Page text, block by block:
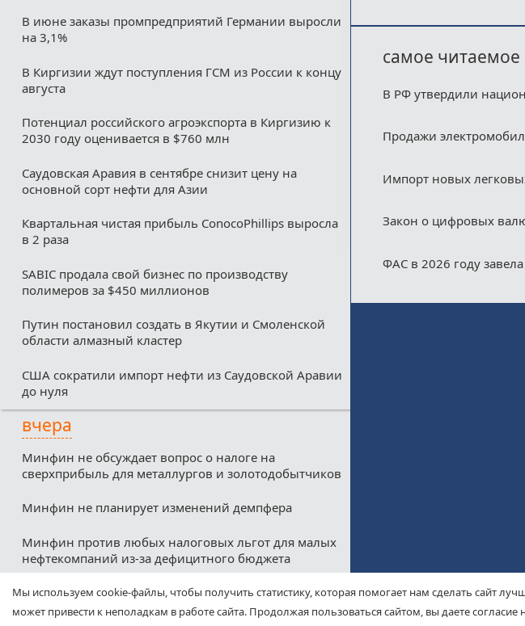
В июне заказы промпредприятий Германии выросли
на 3,1%
В Киргизии ждут поступления ГСМ из России к концу
августа
Потенциал российского агроэкспорта в Киргизию к
2030 году оценивается в $760 млн
Саудовская Аравия в сентябре снизит цену на
основной сорт нефти для Азии
Квартальная чистая прибыль ConocoPhillips выросла
в 2 раза
SABIC продала свой бизнес по производству
полимеров за $450 миллионов
Путин постановил создать в Якутии и Смоленской
области алмазный кластер
США сократили импорт нефти из Саудовской Аравии
до нуля
вчера
Минфин не обсуждает вопрос о налоге на
сверхприбыль для металлургов и золотодобытчиков
Минфин не планирует изменений демпфера
Минфин против любых налоговых льгот для малых
нефтекомпаний из-за дефицитного бюджета
Соглашение о свободной торговле между ЕАЭС и
ОАЭ вступит в силу с 6 октября
самое читаемое
В РФ утвердили
Продажи
Импорт новых
Закон о цифровых
ФАС в 2026 году
Мы используем cookie-файлы, чтобы получить статистику, которая помогает нам сделать сайт
может привести к неполадкам в работе сайта. Продолжая пользоваться сайтом, вы даете